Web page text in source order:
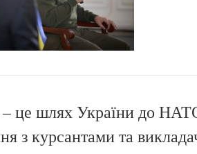
це шлях України до
з курсантами та